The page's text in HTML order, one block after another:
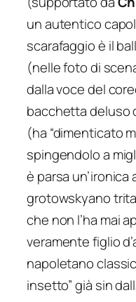
un autentico
scarafaggio è il
(nelle foto di
dalla voce del
bacchetta deluso
(ha “dimenticato
spingendolo a
è parsa
grotowskyano
che non l’ha mai
veramente figlio
napoletano
insetto” già sin